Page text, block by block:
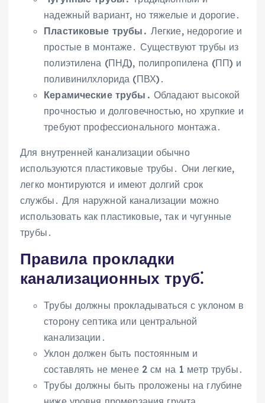
надежный вариант, но тяжелые и дорогие․
Пластиковые трубы․ Легкие, недорогие и
простые в монтаже․ Существуют трубы из
полиэтилена (ПНД), полипропилена (ПП) и
поливинилхлорида (ПВХ)․
Керамические трубы․ Обладают высокой
прочностью и долговечностью, но хрупкие и
требуют профессионального монтажа․
Для внутренней канализации обычно
используются пластиковые трубы․ Они легкие,
легко монтируются и имеют долгий срок
службы․ Для наружной канализации можно
использовать как пластиковые, так и чугунные
трубы․
Правила прокладки
канализационных труб⁚
Трубы должны прокладываться с уклоном в
сторону септика или центральной
канализации․
Уклон должен быть постоянным и
составлять не менее 2 см на 1 метр трубы․
Трубы должны быть проложены на глубине